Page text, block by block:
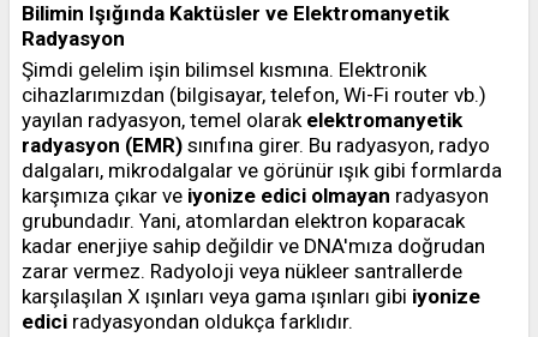
Bilimin Işığında Kaktüsler ve Elektromanyetik
Radyasyon
Şimdi gelelim işin bilimsel kısmına. Elektronik
cihazlarımızdan (bilgisayar, telefon, Wi-Fi router vb.)
yayılan radyasyon, temel olarak elektromanyetik
radyasyon (EMR) sınıfına girer. Bu radyasyon, radyo
dalgaları, mikrodalgalar ve görünür ışık gibi formlarda
karşımıza çıkar ve iyonize edici olmayan radyasyon
grubundadır. Yani, atomlardan elektron koparacak
kadar enerjiye sahip değildir ve DNA'mıza doğrudan
zarar vermez. Radyoloji veya nükleer santrallerde
karşılaşılan X ışınları veya gama ışınları gibi iyonize
edici radyasyondan oldukça farklıdır.